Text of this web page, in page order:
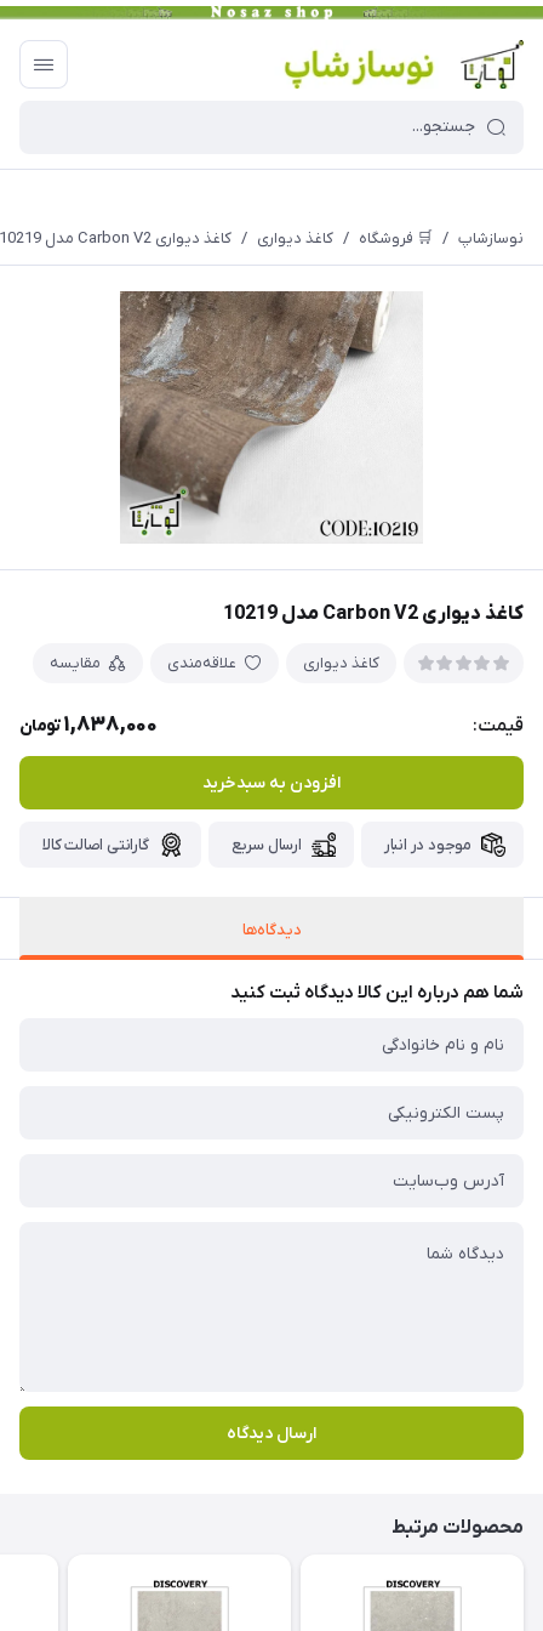
نوسازشاپ / 🛒 فروشگاه / کاغذ دیواری / کاغذ دیواری Carbon V2 مدل 10219
کاغذ دیواری Carbon V2 مدل 10219
کاغذ دیواری علاقه‌مندی مقایسه
قیمت: 1,838,000تومان
افزودن به سبدخرید
موجود در انبار ارسال سریع گارانتی اصالت کالا
دیدگاه‌ها
شما هم درباره این کالا دیدگاه ثبت کنید
ارسال دیدگاه
محصولات مرتبط